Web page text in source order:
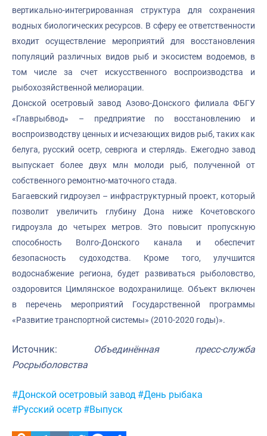
вертикально-интегрированная структура для сохранения
водных биологических ресурсов. В сферу ее ответственности
входит осуществление мероприятий для восстановления
популяций различных видов рыб и экосистем водоемов, в
том числе за счет искусственного воспроизводства и
рыбохозяйственной мелиорации.
Донской осетровый завод Азово-Донского филиала ФБГУ
«Главрыбвод» – предприятие по восстановлению и
воспроизводству ценных и исчезающих видов рыб, таких как
белуга, русский осетр, севрюга и стерлядь. Ежегодно завод
выпускает более двух млн молоди рыб, полученной от
собственного ремонтно-маточного стада.
Багаевский гидроузел – инфраструктурный проект, который
позволит увеличить глубину Дона ниже Кочетовского
гидроузла до четырех метров. Это повысит пропускную
способность Волго-Донского канала и обеспечит
безопасность судоходства. Кроме того, улучшится
водоснабжение региона, будет развиваться рыболовство,
оздоровится Цимлянское водохранилище. Объект включен
в перечень мероприятий Государственной программы
«Развитие транспортной системы» (2010-2020 годы)».
Источник:
Объединённая пресс-служба
Росрыболовства
Метки:
#Донской осетровый завод #День рыбака
#Русский осетр #Выпуск